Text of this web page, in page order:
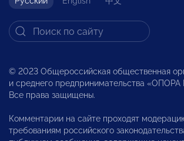
© 2023 Общероссийская общественная
и среднего предпринимательства
Все права защищены.
Комментарии на сайте проходят
требованиям российского